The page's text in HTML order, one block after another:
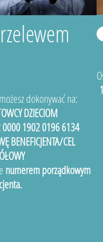
dokonywać na:
DZIECIOM
1902 0196 6134
BENEFICJENTA/CEL
numerem porządkowym